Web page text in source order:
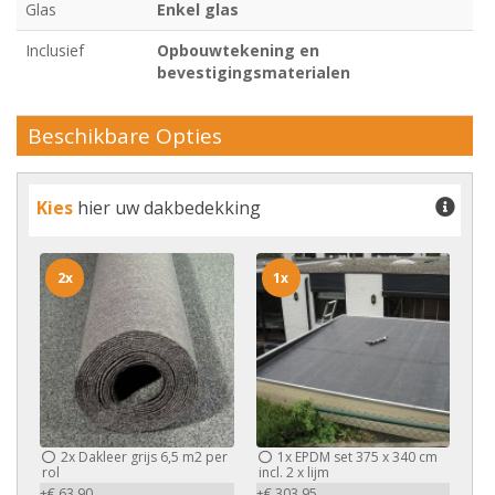
Glas
Enkel glas
Inclusief
Opbouwtekening en
bevestigingsmaterialen
Beschikbare Opties
Kies hier uw dakbedekking
2x Dakleer grijs 6,5 m2 per
rol
2x
1xEPDM set 375 x 340 cm
incl. 2 x lijm
1x